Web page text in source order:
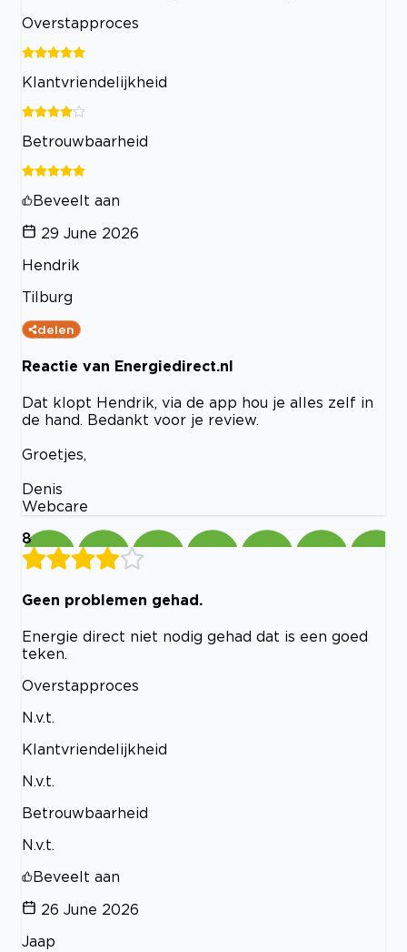
Overstapproces
Klantvriendelijkheid
Betrouwbaarheid
Beveelt aan
29 June 2026
Hendrik
Tilburg
delen
Reactie van Energiedirect.nl
Dat klopt Hendrik, via de app hou je alles zelf in
de hand. Bedankt voor je review.
Groetjes,
Denis
Webcare
8
Geen problemen gehad.
Energie direct niet nodig gehad dat is een goed
teken.
Overstapproces
N.v.t.
Klantvriendelijkheid
N.v.t.
Betrouwbaarheid
N.v.t.
Beveelt aan
26 June 2026
Jaap